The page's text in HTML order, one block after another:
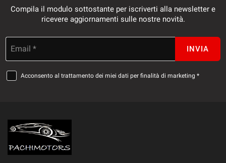
Compila il modulo sottostante per iscriverti alla newsletter e
ricevere aggiornamenti sulle nostre novità.
Email * INVIA
Acconsento al trattamento dei miei dati per finalità di marketing *